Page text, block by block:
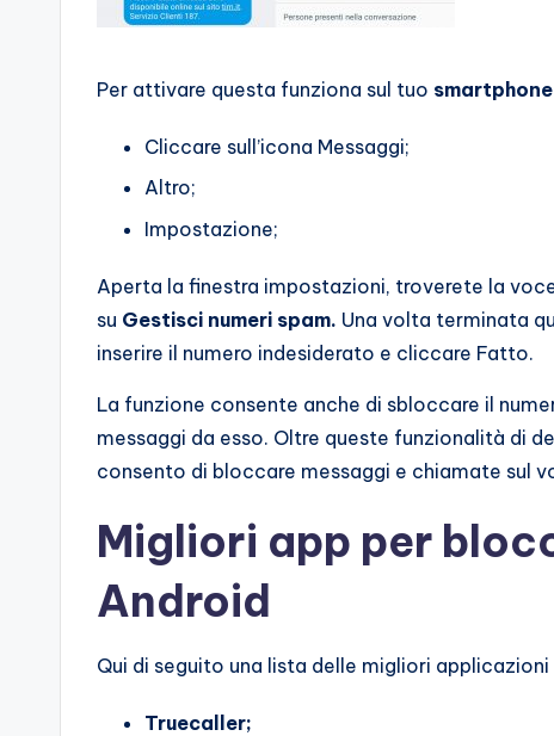
Per attivare questa funziona sul tuo
Cliccare sull’icona Messaggi;
Altro;
Impostazione;
Aperta la finestra impostazioni, troverete la
su Gestisci numeri spam. Una volta terminata
inserire il numero indesiderato e cliccare Fatto.
La funzione consente anche di sbloccare il
messaggi da esso. Oltre queste funzionalità di
consento di bloccare messaggi e chiamate sul
Migliori app per
Android
Qui di seguito una lista delle migliori
Truecaller;